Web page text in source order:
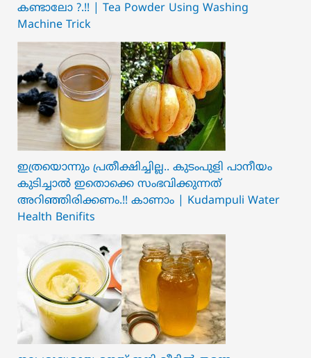
കണ്ടാലോ ?.!! | Tea Powder Using Washing
Machine Trick
ഇത്രയൊന്നും പ്രതീക്ഷിച്ചില്ല.. ക‍ു‌ടംപുളി പാനീയം
കുടിച്ചാൽ ഇതൊക്കെ സംഭവിക്കുന്നത്
അറിഞ്ഞിരിക്കണം.!! കാണാം | Kudampuli Water
Health Benifits